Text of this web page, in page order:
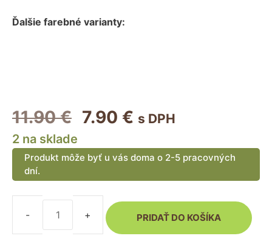
Ďalšie farebné varianty:
11.90€ Pôvodná
bola:
11.90 €.
7.90 € Aktuálna
je:
s DPH
2 na sklade
Produkt môže byť u vás doma o 2-5 pracovných
dní.
množstvo
Kožené
PRIDAŤ DO KOŠÍKA